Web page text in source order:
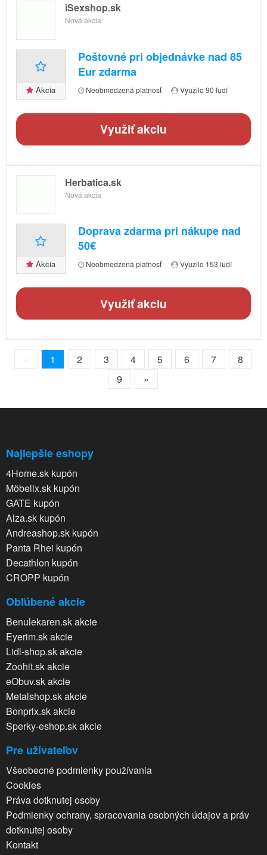
iSexshop.sk
Nová akcia
Akcia
Poštovné pri objednávke nad 85
Eur zdarma
Neobmedzená platnosť Využilo 90 ľudí
Využiť akciu
Herbatica.sk
Nová akcia
Akcia
Doprava zdarma pri nákupe nad
50€
Neobmedzená platnosť Využilo 153 ľudí
Využiť akciu
1 2 3 4 5 6 7
8
9
»
Najlepšie eshopy
4Home.sk kupón
Möbelix.sk kupón
GATE kupón
Alza.sk kupón
Andreashop.sk kupón
Panta Rhei kupón
Decathlon kupón
CROPP kupón
Obľúbené akcie
Benulekaren.sk akcie
Eyerim.sk akcie
Lidl-shop.sk akcie
Zoohit.sk akcie
eObuv.sk akcie
Metalshop.sk akcie
Bonprix.sk akcie
Sperky-eshop.sk akcie
Pre užívateľov
Všeobecné podmienky používania
Cookies
Práva dotknutej osoby
Podmienky ochrany, spracovania osobných údajov a práv
dotknutej osoby
Kontakt